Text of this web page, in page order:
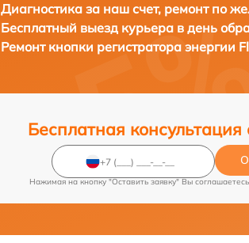
Диагностика за наш счет, ремонт по
Бесплатный выезд курьера в день
Ремонт кнопки регистратора энергии
Бесплатная
Нажимая на кнопку "Оставить заявку" Вы